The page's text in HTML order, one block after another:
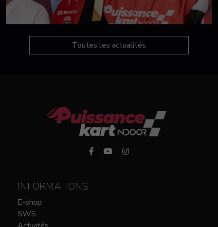
Toutes les actualités
INFORMATIONS
E-shop
SWS